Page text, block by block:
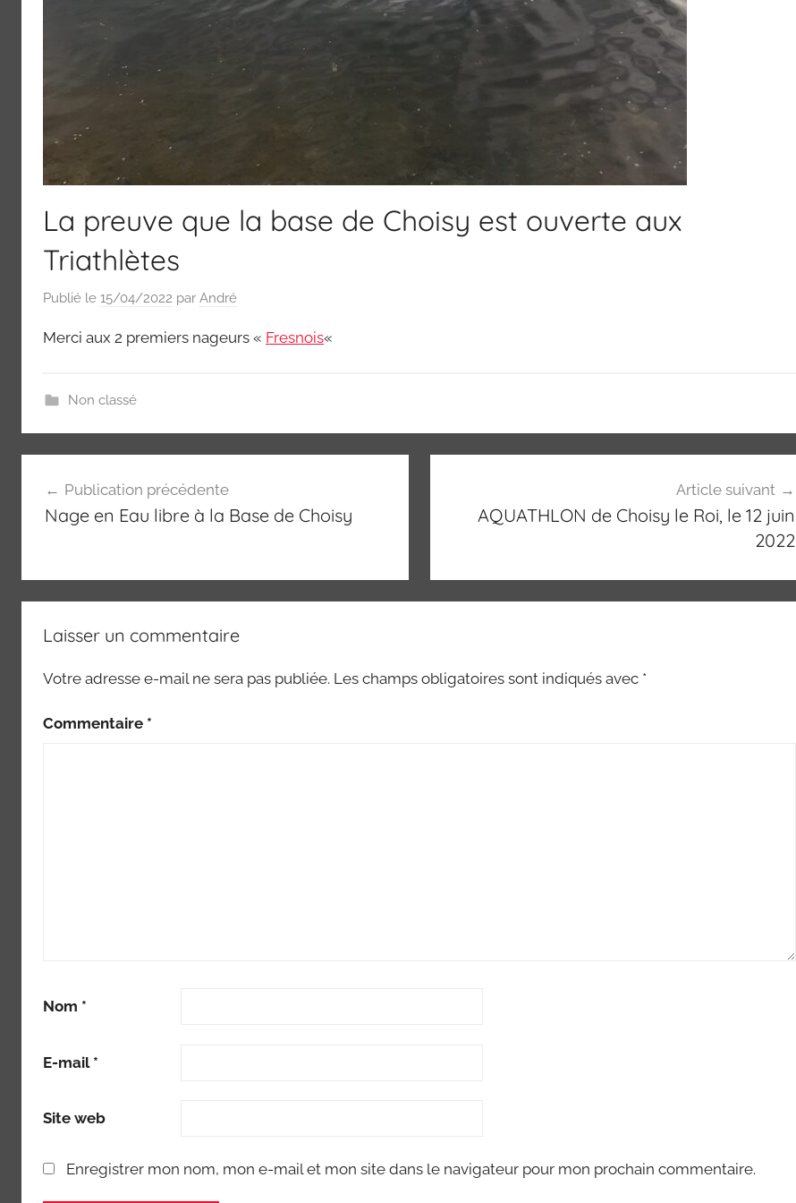
La preuve que la base de Choisy est ouverte aux
Triathlètes
Publié le 15/04/2022 par André
Merci aux 2 premiers nageurs « Fresnois«
Non classé
de
l’article
Publication précédente
Nage en Eau libre à la Base de Choisy
Article suivant
AQUATHLON de Choisy le Roi, le 12 juin
2022
Laisser un commentaire
Votre adresse e-mail ne sera pas publiée. Les champs obligatoires sont indiqués avec *
Commentaire *
Nom *
E-mail *
Site web
Enregistrer mon nom, mon e-mail et mon site dans le navigateur pour mon prochain commentaire.